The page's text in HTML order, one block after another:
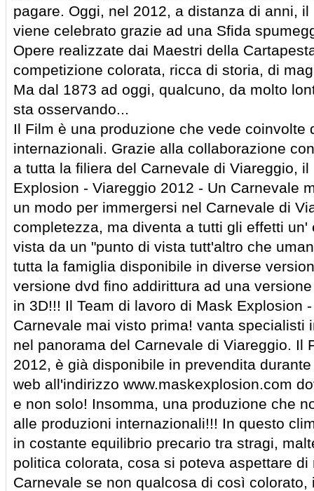
pagare. Oggi, nel 2012, a distanza di anni,
viene celebrato grazie ad una Sfida
Opere realizzate dai Maestri della
competizione colorata, ricca di storia, di
Ma dal 1873 ad oggi, qualcuno, da molto
sta osservando...
Il Film è una produzione che vede coinvolte
internazionali. Grazie alla collaborazione
a tutta la filiera del Carnevale di Viareggio,
Explosion - Viareggio 2012 - Un Carnevale
un modo per immergersi nel Carnevale di
completezza, ma diventa a tutti gli effetti
vista da un "punto di vista tutt'altro che
tutta la famiglia disponibile in diverse
versione dvd fino addirittura ad una
in 3D!!! Il Team di lavoro di Mask Explosion
Carnevale mai visto prima! vanta specialisti
nel panorama del Carnevale di Viareggio. Il
2012, è già disponibile in prevendita
web all'indirizzo www.maskexplosion.com
e non solo! Insomma, una produzione che
alle produzioni internazionali!!! In questo
in costante equilibrio precario tra stragi,
politica colorata, cosa si poteva aspettare
Carnevale se non qualcosa di così